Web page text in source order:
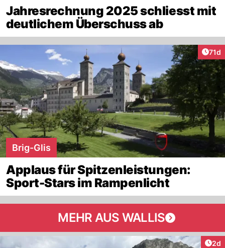
Jahresrechnung 2025 schliesst mit
deutlichem Überschuss ab
71d
Brig-Glis
Applaus für Spitzenleistungen:
Sport-Stars im Rampenlicht
MEHR AUS WALLIS
2d